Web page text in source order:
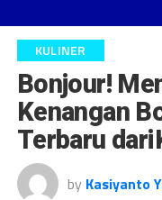
KULINER
Bonjour!
Kenangan
Terbaru
by Kasiyanto